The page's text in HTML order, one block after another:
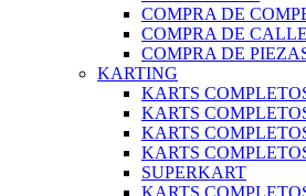
COMPRA DE
COMPRA DE CALLE
COMPRA DE
KARTING
KARTS
KARTS
KARTS
KARTS
SUPERKART
KARTS